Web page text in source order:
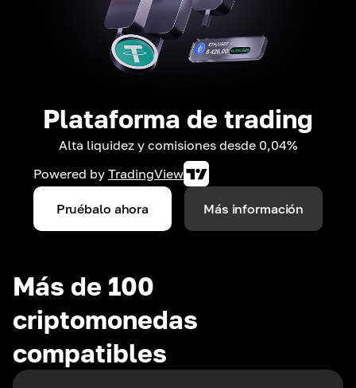
Plataforma de trading
Alta liquidez y comisiones desde 0,04%
Powered by TradingView
Pruébalo ahora Más información
Más de 100
criptomonedas
compatibles